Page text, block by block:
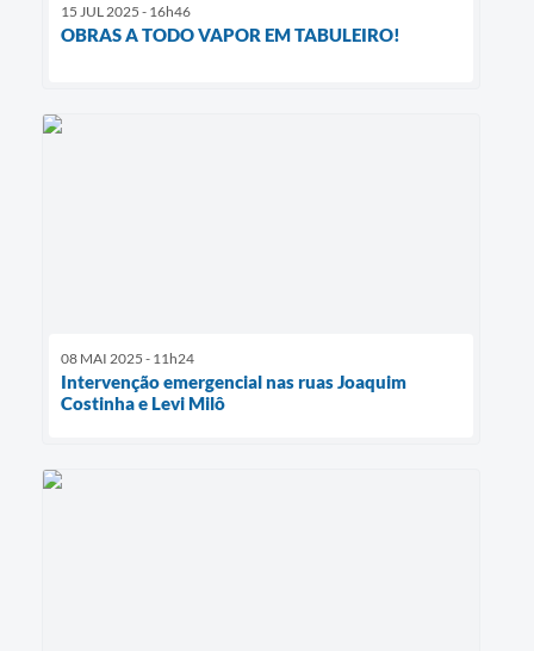
15 JUL 2025 - 16h46
OBRAS A TODO VAPOR EM TABULEIRO!
08 MAI 2025 - 11h24
Intervenção emergencial nas ruas Joaquim
Costinha e Levi Milô